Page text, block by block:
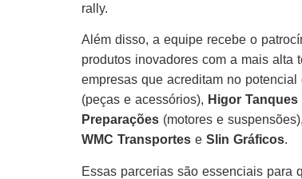
rally.
Além disso, a equipe recebe o
produtos inovadores com a mais alta
empresas que acreditam no
(peças e acessórios), Higor Tanques
Preparações (motores e suspensões),
WMC Transportes e Slin Gráficos.
Essas parcerias são essenciais para